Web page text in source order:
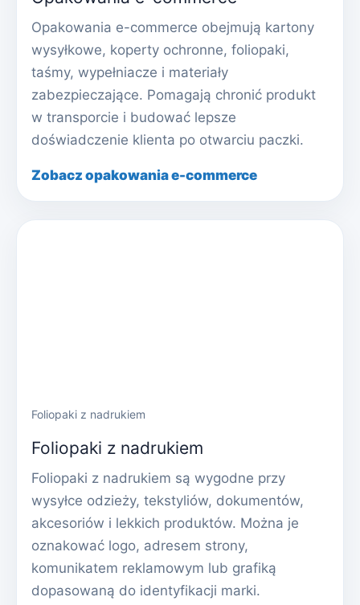
Opakowania e-commerce obejmują kartony
wysyłkowe, koperty ochronne, foliopaki,
taśmy, wypełniacze i materiały
zabezpieczające. Pomagają chronić produkt
w transporcie i budować lepsze
doświadczenie klienta po otwarciu paczki.
Zobacz opakowania e-commerce
Foliopaki z nadrukiem
Foliopaki z nadrukiem
Foliopaki z nadrukiem są wygodne przy
wysyłce odzieży, tekstyliów, dokumentów,
akcesoriów i lekkich produktów. Można je
oznakować logo, adresem strony,
komunikatem reklamowym lub grafiką
dopasowaną do identyfikacji marki.